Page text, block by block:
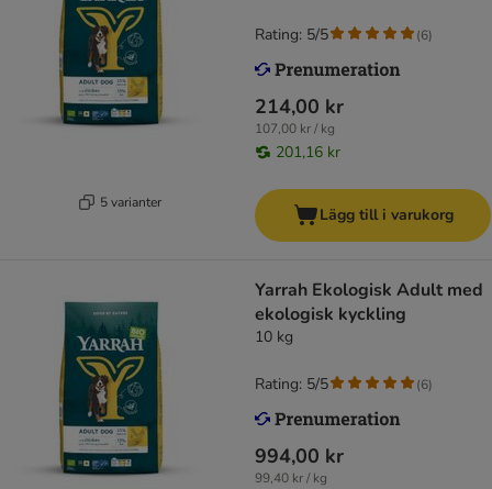
5 varianter
214,00 kr
107,00 kr / kg
201,16 kr
Rating: 5/5 (6)
Lägg till i varukorg
Yarrah Ekologisk Adult med
ekologisk kyckling
10 kg
994,00 kr
99,40 kr / kg
Rating: 5/5 (6)